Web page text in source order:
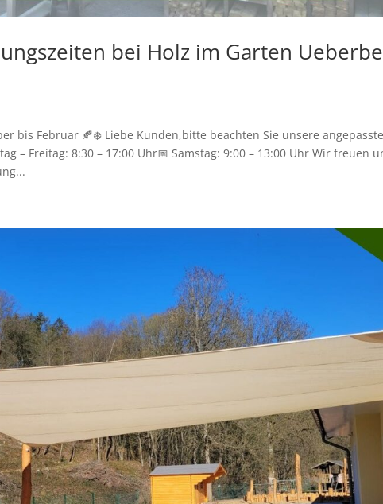
bei Holz im Garten
bis Februar 🍂❄️ Liebe Kunden,bitte beachten Sie unsere
– Freitag: 8:30 – 17:00 Uhr📅 Samstag: 9:00 – 13:00 Uhr Wir freuen